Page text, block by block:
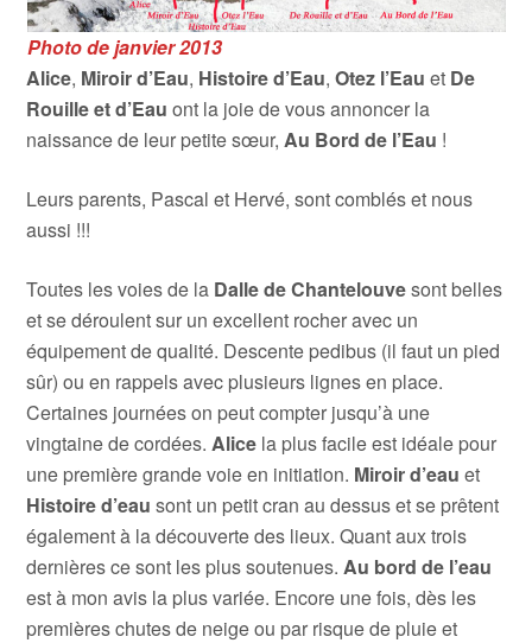
Photo de janvier 2013
Alice, Miroir d’Eau, Histoire d’Eau,Otez l’Eau et De
Rouille et d’Eau ont la joie de vous annoncer la
naissance de leur petite sœur,Au Bord de l’Eau !
Leurs parents, Pascal et Hervé, sont comblés et nous
aussi !!!
Toutes les voies de la Dalle de Chantelouvesont belles
et se déroulent sur un excellent rocher avec un
équipement de qualité. Descente pedibus (il faut un pied
sûr) ou en rappels avec plusieurs lignes en place.
Certaines journées on peut compter jusqu’à une
vingtaine de cordées.Alice la plus facile est idéale pour
une première grande voie en initiation. Miroird’eau et
Histoire d’eau sont un petit cran au dessus et se prêtent
également à la découverte des lieux. Quant aux trois
dernières ce sont les plus soutenues.Au bord de l’eau
est à mon avis la plus variée. Encore une fois, dès les
premières chutes de neige ou par risque de pluie et